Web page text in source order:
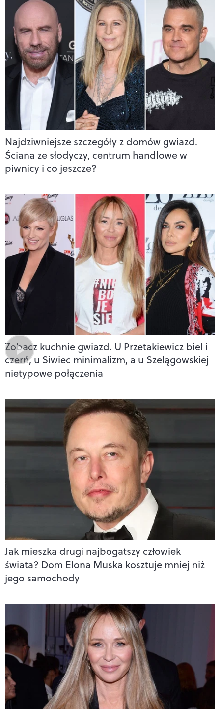
Najdziwniejsze szczegóły z domów gwiazd.
Ściana ze słodyczy, centrum handlowe w
piwnicy i co jeszcze?
Zobacz kuchnie gwiazd. U Przetakiewicz biel i
czerń, u Siwiec minimalizm, a u Szelągowskiej
nietypowe połączenia
Jak mieszka drugi najbogatszy człowiek
świata? Dom Elona Muska kosztuje mniej niż
jego samochody